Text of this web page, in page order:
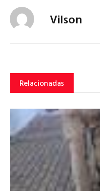
Vilson
Relacionadas